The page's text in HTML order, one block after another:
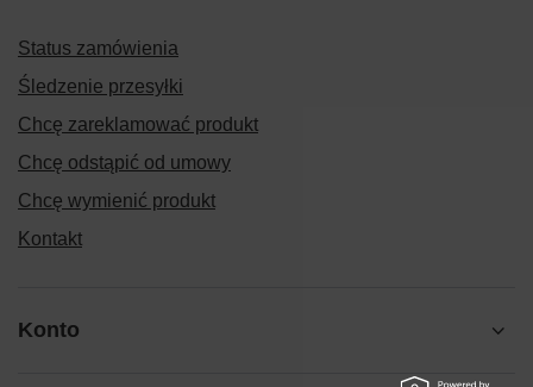
Status zamówienia
Śledzenie przesyłki
Chcę zareklamować produkt
Chcę odstąpić od umowy
Chcę wymienić produkt
Kontakt
Konto